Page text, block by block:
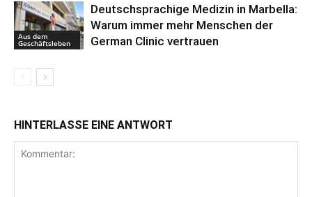
Aus dem
Geschäftsleben
Deutschsprachige Medizin in Marbella:
Warum immer mehr Menschen der
German Clinic vertrauen
HINTERLASSE EINE ANTWORT